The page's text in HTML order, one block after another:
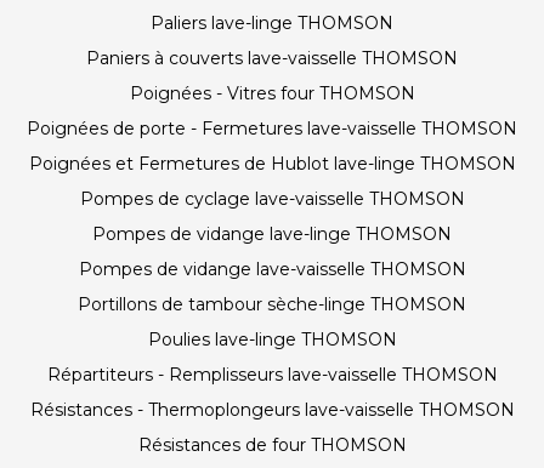
Paliers lave-linge THOMSON
Paniers à couverts lave-vaisselle THOMSON
Poignées - Vitres four THOMSON
Poignées de porte - Fermetures lave-vaisselle THOMSON
Poignées et Fermetures de Hublot lave-linge THOMSON
Pompes de cyclage lave-vaisselle THOMSON
Pompes de vidange lave-linge THOMSON
Pompes de vidange lave-vaisselle THOMSON
Portillons de tambour sèche-linge THOMSON
Poulies lave-linge THOMSON
Répartiteurs - Remplisseurs lave-vaisselle THOMSON
Résistances - Thermoplongeurs lave-vaisselle THOMSON
Résistances de four THOMSON